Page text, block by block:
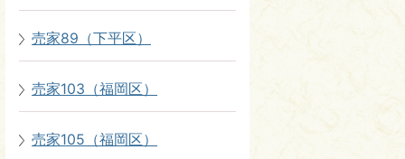
売家89（下平区）
売家103（福岡区）
売家105（福岡区）